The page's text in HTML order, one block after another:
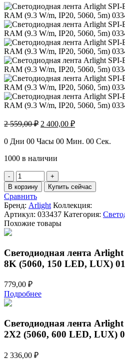
2 559,00₽ Первоначальная
составляла
559,00 ₽.
2 400,00 ₽Текущая
2
0 Дни 00 Часы 00 Мин. 00 Сек.
1000 в наличии
Количество
товара
Светодиодная
лента
Arlight
SPI-
B60-
RGB-
PX1-
(9.3
W/m,
IP20,
033437
В корзину Купить сейчас
Сравнить
Бренд: Arlight Коллекция:
Артикул: 033437 Категория:
Похожие товары
Светодиодная лента
8K (5060, 150 LED, LUX)
779,00 ₽
Подробнее
Светодиодная лента
2X2 (5060, 600 LED, LUX)
2 336,00 ₽